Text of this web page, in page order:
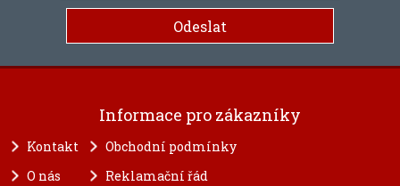
Informace pro zákazníky
Kontakt
O nás
Obchodní podmínky
Reklamační řád